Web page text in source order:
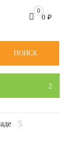
0
0 ₽
ПОИСК